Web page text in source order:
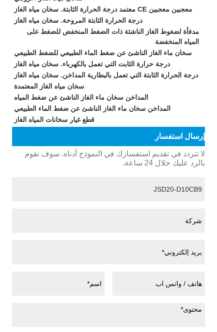
معجبين معجبين CE معتمد درجة الحرارة الثابتة. سخان مياه الغاز
درجة الحرارة الثابتة المروحة. سخان مياه الغاز
مدفأة لضغوط الغاز الناشئة ذات الضغط المنخفض للضغط على
المياه المنخفضة
سخان ماء الغاز الناشئ عن ضغط الماء الطبيعي للضغط الطبيعي
درجة حرارة الثابت التي تعمل بالكهرباء. سخان مياه الغاز
درجة الحرارة الثابتة التي تعمل بالبطارية المداخن. سخان مياه الغاز
سخان مياه الغاز المعتمدة
المداخن سخان ماء الغاز الناشئ عن ضغط المياه
المداخن سخان ماء الغاز الناشئ عن ضغط الماء الطبيعي
قطع غيار سخانات المياه الغاز
إرسال استفسار
لا تتردد في تقديم استفسارك في النموذج أدناه. سوف نقوم
بالرد عليك خلال 24 ساعة.